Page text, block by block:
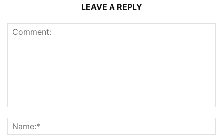
LEAVE A REPLY